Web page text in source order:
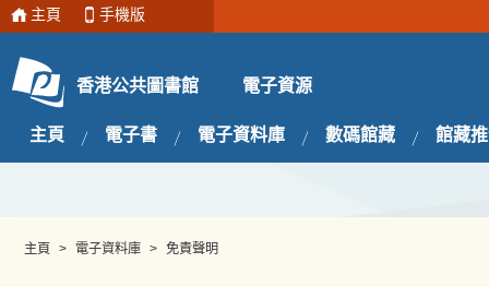
主頁 手機版
香港公共圖書館 電子資源
主頁 電子書 電子資料庫 數碼館藏 館藏
主頁 > 電子資料庫 > 免責聲明